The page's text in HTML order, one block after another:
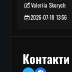
Valeriia Skorych
2026-07-18 13:56
Контакти